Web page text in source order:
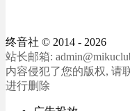
终音社 © 2014 - 2026
站长邮箱:
内容侵犯了您的版权, 请
进行删除